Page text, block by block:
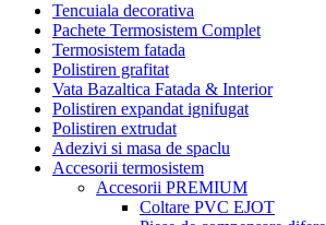
Tencuiala decorativa
Pachete Termosistem Complet
Termosistem fatada
Polistiren grafitat
Vata Bazaltica Fatada & Interior
Polistiren expandat ignifugat
Polistiren extrudat
Adezivi si masa de spaclu
Accesorii termosistem
Accesorii PREMIUM
Coltare PVC EJOT